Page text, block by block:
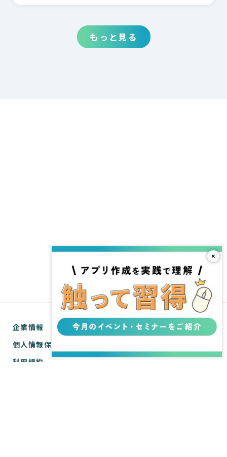
もっと見る
企業情報
個人情報保護方針
利用規約
×